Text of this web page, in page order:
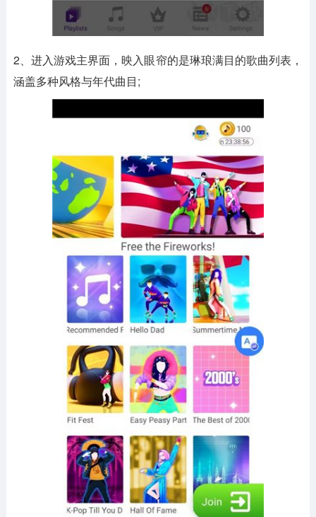
2、进入游戏主界面，映入眼帘的是琳琅满目的歌曲列表，
涵盖多种风格与年代曲目;